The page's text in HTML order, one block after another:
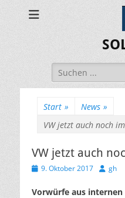
Suchen
nach:
Start » News »
VW jetzt auch noch
VW jetzt auch
Veröffentlicht
9. Oktober 2017 Autor
gh
Vorwürfe aus internen